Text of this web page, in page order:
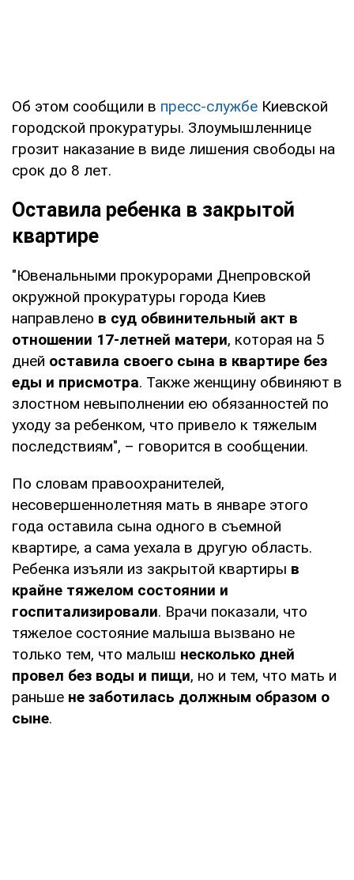
Об этом сообщили в пресс-службе Киевской
городской прокуратуры. Злоумышленнице
грозит наказание в виде лишения свободы на
срок до 8 лет.
Оставила ребенка в закрытой
квартире
"Ювенальными прокурорами Днепровской
окружной прокуратуры города Киев
направлено в суд обвинительный акт в
отношении 17-летней матери, которая на 5
дней оставила своего сына в квартире без
еды и присмотра. Также женщину обвиняют в
злостном невыполнении ею обязанностей по
уходу за ребенком, что привело к тяжелым
последствиям", – говорится в сообщении.
По словам правоохранителей,
несовершеннолетняя мать в январе этого
года оставила сына одного в съемной
квартире, а сама уехала в другую область.
Ребенка изъяли из закрытой квартиры в
крайне тяжелом состоянии и
госпитализировали. Врачи показали, что
тяжелое состояние малыша вызвано не
только тем, что малыш несколько дней
провел без воды и пищи, но и тем, что мать и
раньше не заботилась должным образом о
сыне.